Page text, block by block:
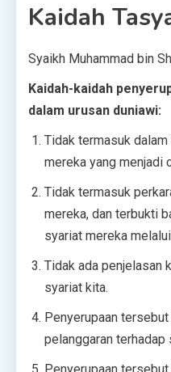
Kaidah
Syaikh Muhammad bin
Kaidah-kaidah
dalam urusan duniawi:
Tidak termasuk
mereka yang menjadi
Tidak termasuk
mereka, dan terbukti
syariat mereka
Tidak ada penjelasan
syariat kita.
Penyerupaan
pelanggaran terhadap